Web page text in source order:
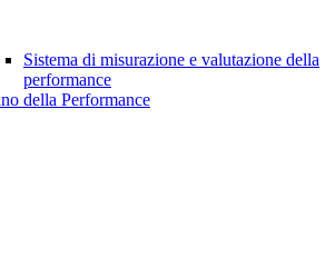
Sistema di misurazione e valutazione della
performance
della Performance